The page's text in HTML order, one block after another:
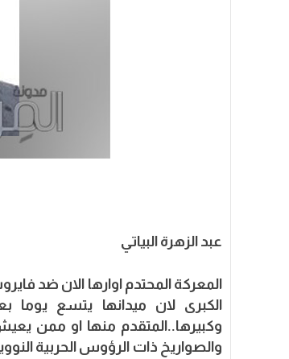
عبد الزهرة البياتي
الكبرى لان ميدانها يتسع
وكبيرها..المتقدم منها او ممن
والصواريخ ذات الرؤوس الحربية